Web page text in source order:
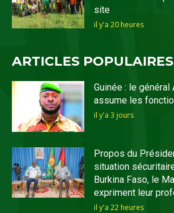
site
il y'a 20 heures
ARTICLES POPULAIRES
Guinée : le général
assume les
il y'a 3 jours
Propos du
situation
Burkina Faso, le
expriment leur
il y'a 22 heures